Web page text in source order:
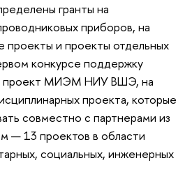
гранты на
приборов, на
проекты и проекты отдельных
конкурсе поддержку
проект МИЭМ НИУ ВШЭ, на
проекта, которые
совместно с партнерами из
— 13 проектов в области
социальных, инженерных